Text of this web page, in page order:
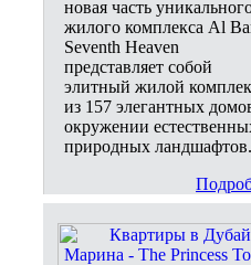
новая часть
жилого комплекса Al
Seventh Heaven
представляет собой
элитный жилой
из 157 элегантных
окружении
природных ландшафтов.